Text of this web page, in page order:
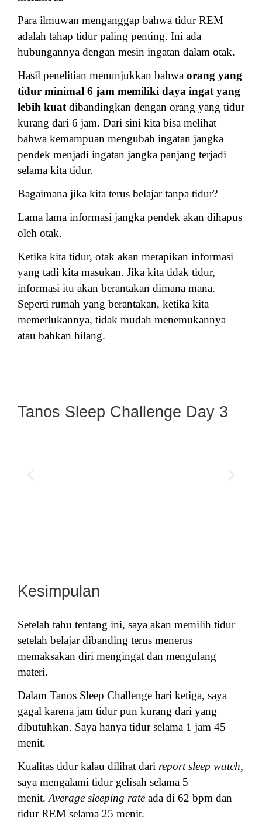
Para ilmuwan menganggap bahwa tidur REM
adalah tahap tidur paling penting. Ini ada
hubungannya dengan mesin ingatan dalam otak.
Hasil penelitian menunjukkan bahwa orang yang
tidur minimal 6 jam memiliki daya ingat yang
lebih kuat dibandingkan dengan orang yang tidur
kurang dari 6 jam. Dari sini kita bisa melihat
bahwa kemampuan mengubah ingatan jangka
pendek menjadi ingatan jangka panjang terjadi
selama kita tidur.
Bagaimana jika kita terus belajar tanpa tidur?
Lama lama informasi jangka pendek akan dihapus
oleh otak.
Ketika kita tidur, otak akan merapikan informasi
yang tadi kita masukan. Jika kita tidak tidur,
informasi itu akan berantakan dimana mana.
Seperti rumah yang berantakan, ketika kita
memerlukannya, tidak mudah menemukannya
atau bahkan hilang.
Tanos Sleep Challenge Day 3
Kesimpulan
Setelah tahu tentang ini, saya akan memilih tidur
setelah belajar dibanding terus menerus
memaksakan diri mengingat dan mengulang
materi.
Dalam Tanos Sleep Challenge hari ketiga, saya
gagal karena jam tidur pun kurang dari yang
dibutuhkan. Saya hanya tidur selama 1 jam 45
menit.
Kualitas tidur kalau dilihat dari report sleep watch,
saya mengalami tidur gelisah selama 5
menit. Average sleeping rate ada di 62 bpm dan
tidur REM selama 25 menit.